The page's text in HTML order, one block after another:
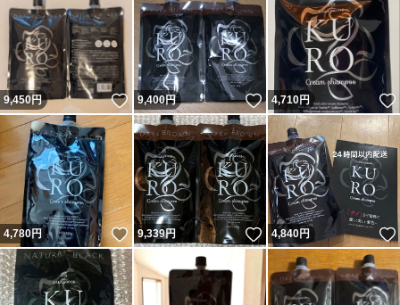
9,450円 いいね！
9,400円 いいね！
4,710円
4,780円 いいね！
9,339円 いいね！
4,840円